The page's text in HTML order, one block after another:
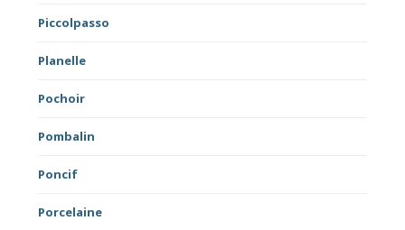
Piccolpasso
Planelle
Pochoir
Pombalin
Poncif
Porcelaine